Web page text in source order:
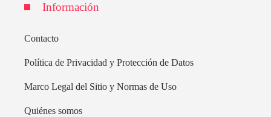
Información
Contacto
Política de Privacidad y Protección de Datos
Marco Legal del Sitio y Normas de Uso
Quiénes somos